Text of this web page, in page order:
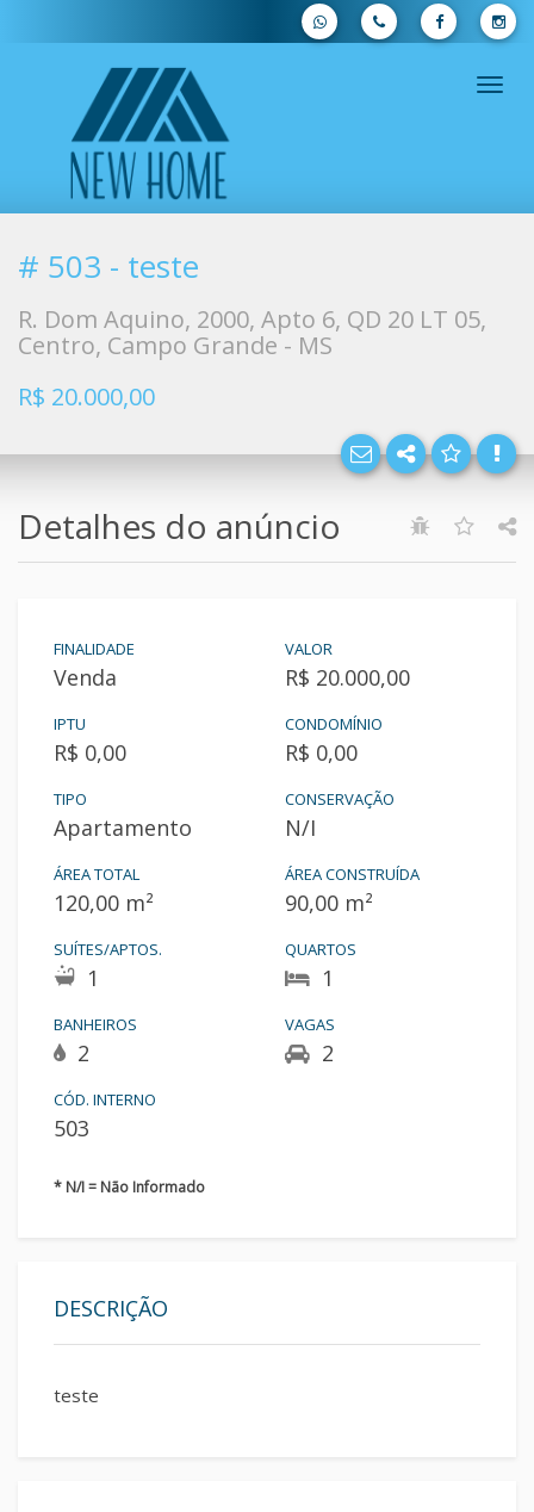
# 503 - teste
R. Dom Aquino, 2000, Apto 6, QD 20 LT 05,
Centro, Campo Grande - MS
R$ 20.000,00
Detalhes do anúncio
FINALIDADE
Venda
VALOR
R$ 20.000,00
IPTU
R$ 0,00
CONDOMÍNIO
R$ 0,00
TIPO
Apartamento
CONSERVAÇÃO
N/I
ÁREA TOTAL
120,00 m²
ÁREA CONSTRUÍDA
90,00 m²
SUÍTES/APTOS.
1
QUARTOS
1
BANHEIROS
2
VAGAS
2
CÓD. INTERNO
503
* N/I = Não Informado
DESCRIÇÃO
teste